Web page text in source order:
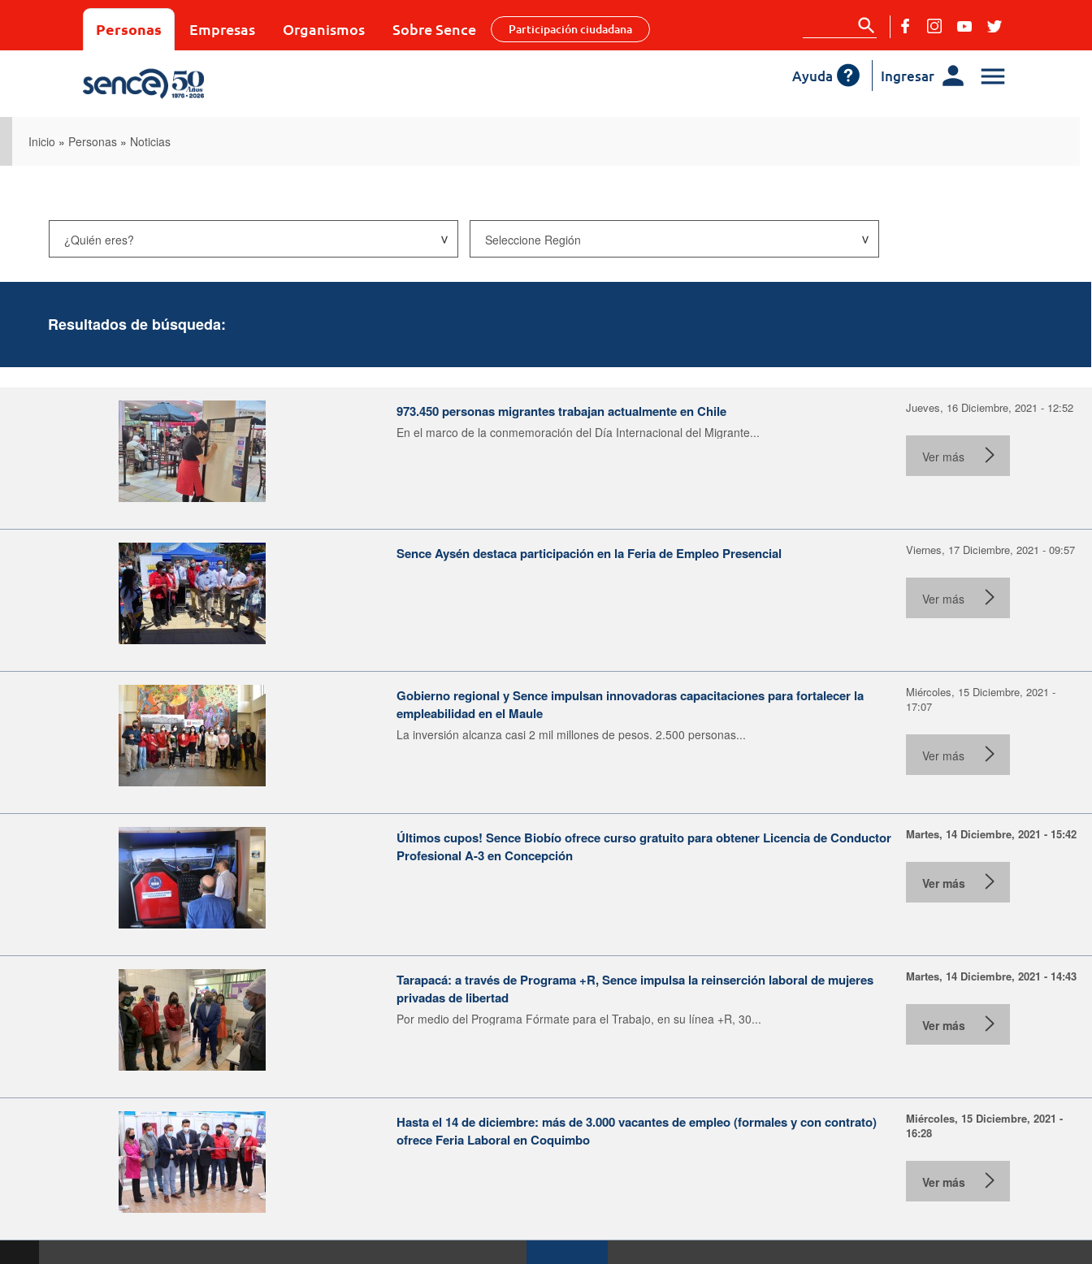
Personas Empresas Organismos Sobre Sence Participación ciudadana
Ingresar
Ayuda
Inicio » Personas » Noticias
Resultados de búsqueda:
973.450 personas migrantes trabajan actualmente en Chile
En el marco de la conmemoración del Día Internacional del Migrante...
Jueves, 16 Diciembre, 2021 - 12:52
Ver más
Sence Aysén destaca participación en la Feria de Empleo Presencial Viernes, 17 Diciembre, 2021 - 09:57
Ver más
Gobierno regional y Sence impulsan innovadoras capacitaciones para fortalecer la
empleabilidad en el Maule
La inversión alcanza casi 2 mil millones de pesos. 2.500 personas...
Miércoles, 15 Diciembre, 2021 -
17:07
Ver más
Últimos cupos! Sence Biobío ofrece curso gratuito para obtener Licencia de Conductor
Profesional A-3 en Concepción
Martes, 14 Diciembre, 2021 - 15:42
Ver más
Tarapacá: a través de Programa +R, Sence impulsa la reinserción laboral de mujeres
privadas de libertad
Por medio del Programa Fórmate para el Trabajo, en su línea +R, 30...
Martes, 14 Diciembre, 2021 - 14:43
Ver más
Hasta el 14 de diciembre: más de 3.000 vacantes de empleo (formales y con contrato)
ofrece Feria Laboral en Coquimbo
Miércoles, 15 Diciembre, 2021 -
16:28
Ver más